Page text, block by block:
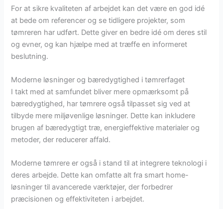
For at sikre kvaliteten af arbejdet kan det være en god idé
at bede om referencer og se tidligere projekter, som
tømreren har udført. Dette giver en bedre idé om deres stil
og evner, og kan hjælpe med at træffe en informeret
beslutning.
Moderne løsninger og bæredygtighed i tømrerfaget
I takt med at samfundet bliver mere opmærksomt på
bæredygtighed, har tømrere også tilpasset sig ved at
tilbyde mere miljøvenlige løsninger. Dette kan inkludere
brugen af bæredygtigt træ, energieffektive materialer og
metoder, der reducerer affald.
Moderne tømrere er også i stand til at integrere teknologi i
deres arbejde. Dette kan omfatte alt fra smart home-
løsninger til avancerede værktøjer, der forbedrer
præcisionen og effektiviteten i arbejdet.